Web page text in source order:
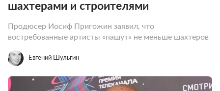
шахтерами и строителями
Продюсер Иосиф Пригожин заявил, что
востребованные артисты «пашут» не меньше шахтеров
Евгений Шульгин